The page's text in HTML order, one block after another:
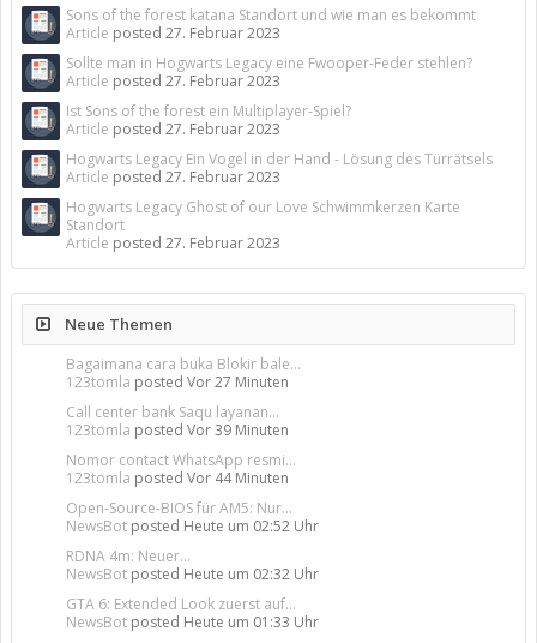
Sons of the forest katana Standort und wie man es bekommt
Article posted 27. Februar 2023
Sollte man in Hogwarts Legacy eine Fwooper-Feder stehlen?
Article posted 27. Februar 2023
Ist Sons of the forest ein Multiplayer-Spiel?
Article posted 27. Februar 2023
Hogwarts Legacy Ein Vogel in der Hand - Lösung des Türrätsels
Article posted 27. Februar 2023
Hogwarts Legacy Ghost of our Love Schwimmkerzen Karte
Standort
Article posted 27. Februar 2023
Neue Themen
Bagaimana cara buka Blokir bale...
123tomla posted Vor 27 Minuten
Call center bank Saqu layanan...
123tomla posted Vor 39 Minuten
Nomor contact WhatsApp resmi...
123tomla posted Vor 44 Minuten
Open-Source-BIOS für AM5: Nur...
NewsBot posted Heute um 02:52 Uhr
RDNA 4m: Neuer...
NewsBot posted Heute um 02:32 Uhr
GTA 6: Extended Look zuerst auf...
NewsBot posted Heute um 01:33 Uhr